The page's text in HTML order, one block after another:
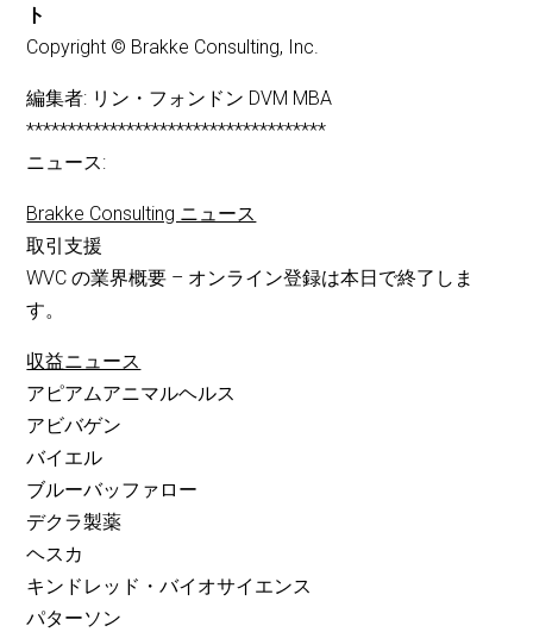
ト
Copyright © Brakke Consulting, Inc.
編集者: リン・フォンドン DVM MBA
************************************
ニュース:
Brakke Consulting ニュース
取引支援
WVC の業界概要 – オンライン登録は本日で終了しま
す。
収益ニュース
アピアムアニマルヘルス
アビバゲン
バイエル
ブルーバッファロー
デクラ製薬
ヘスカ
キンドレッド・バイオサイエンス
パターソン